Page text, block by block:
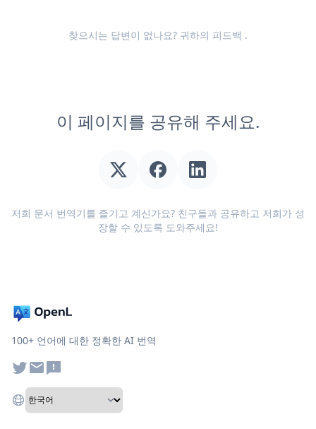
찾으시는 답변이 없나요? 귀하의 피드백 .
이 페이지를 공유해 주세요.
저희 문서 번역기를 즐기고 계신가요? 친구들과 공유하고 저희가 성
장할 수 있도록 도와주세요!
100+ 언어에 대한 정확한 AI 번역